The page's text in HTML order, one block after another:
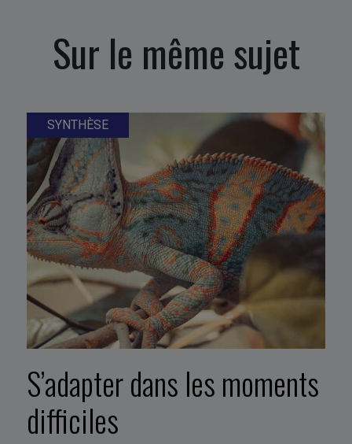
Sur le même sujet
SYNTHÈSE
S’adapter dans les moments
difficiles